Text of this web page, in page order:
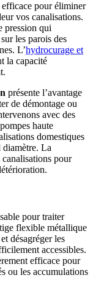
efficace pour éliminer
vos canalisations.
pression qui
les parois des
L’hydrocurage et
la capacité
présente l’avantage
de démontage ou
avec des
haute
domestiques
diamètre. La
canalisations pour
pour traiter
flexible métallique
désagréger les
accessibles.
efficace pour
ou les accumulations